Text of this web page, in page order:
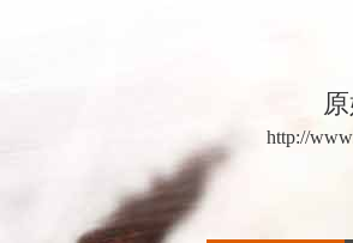
http://